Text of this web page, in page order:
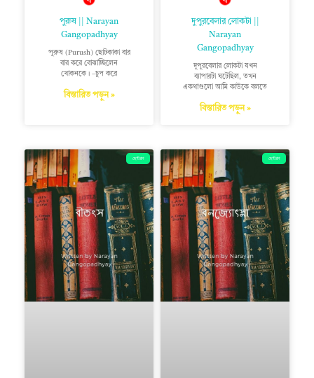
পুরুষ || Narayan
Gangopadhyay
পুরুষ (Purush) ছোটকাকা বার
বার করে বোঝাচ্ছিলেন
খোকনকে। –চুপ করে
বিস্তারিত পড়ুন »
দুপুরবেলার লোকটা ||
Narayan
Gangopadhyay
দুপুরবেলার লোকটা যখন
ব্যাপারটা ঘটেছিল, তখন
একথাগুলো আমি কাউকে বলতে
বিস্তারিত পড়ুন »
ছোটগল্প ছোটগল্প